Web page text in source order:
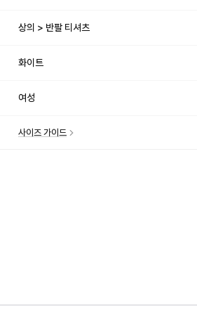
상의 > 반팔 티셔츠
화이트
여성
사이즈 가이드